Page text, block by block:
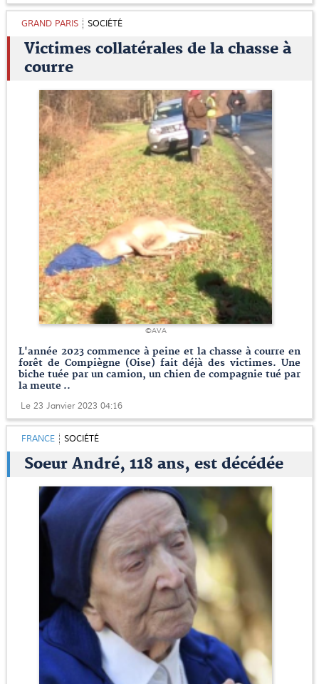
GRAND PARIS SOCIÉTÉ
Victimes collatérales de la chasse à
courre
©AVA
L'année 2023 commence à peine et la chasse à courre en
forêt de Compiègne (Oise) fait déjà des victimes. Une
biche tuée par un camion, un chien de compagnie tué par
la meute ..
Le 23 Janvier 2023 04:16
FRANCE SOCIÉTÉ
Soeur André, 118 ans, est décédée